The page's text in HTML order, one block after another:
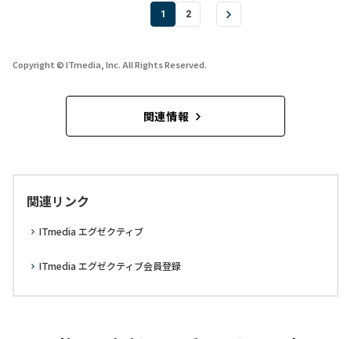
1 2
Copyright © ITmedia, Inc. All Rights Reserved.
関連情報
関連リンク
ITmedia エグゼクティブ
ITmedia エグゼクティブ会員登録